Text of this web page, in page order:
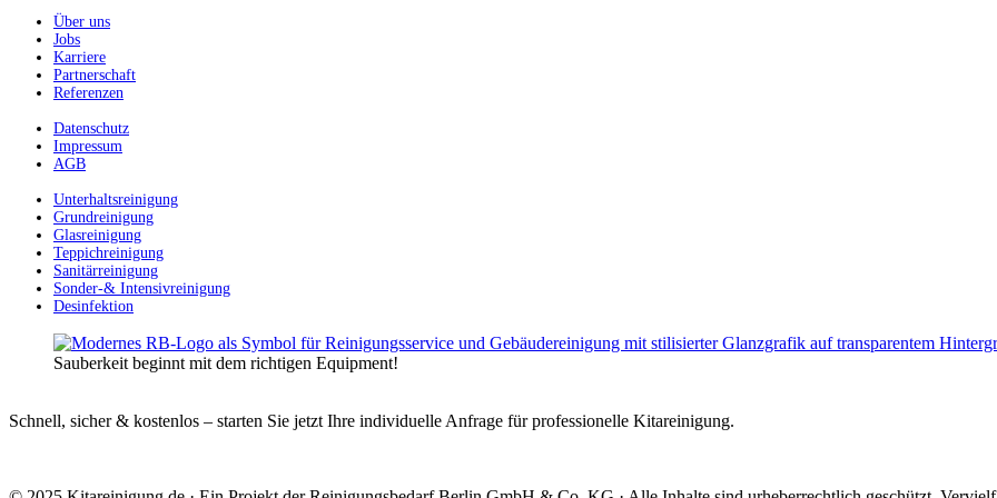
Über uns
Jobs
Karriere
Partnerschaft
Referenzen
Datenschutz
Impressum
AGB
Unterhaltsreinigung
Grundreinigung
Glasreinigung
Teppichreinigung
Sanitärreinigung
Sonder-& Intensivreinigung
Desinfektion
Sauberkeit beginnt mit dem richtigen Equipment!
Schnell, sicher & kostenlos – starten Sie jetzt Ihre individuelle Anfrage für professionelle Kitareinigung.